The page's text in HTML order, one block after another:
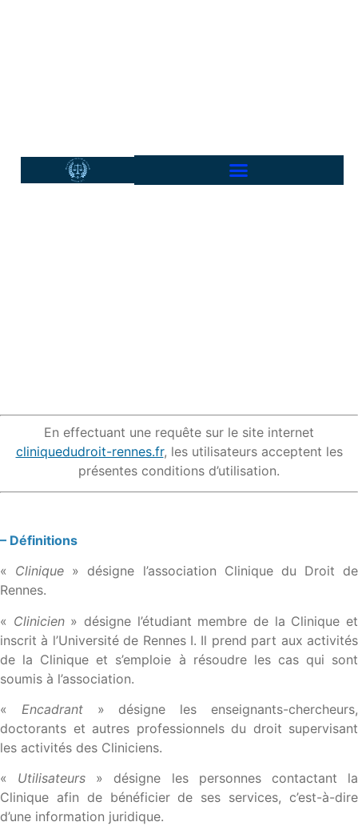
En effectuant une requête sur le site internet
cliniquedudroit-rennes.fr, les utilisateurs acceptent les
présentes conditions d’utilisation.
– Définitions
« Clinique » désigne l’association Clinique du Droit de
Rennes.
« Clinicien» désigne l’étudiant membre de la Clinique et
inscrit à l’Université de Rennes I. Il prend part aux activités
de la Clinique et s’emploie à résoudre les cas qui sont
soumis à l’association.
« Encadrant» désigne les enseignants-chercheurs,
doctorants et autres professionnels du droit supervisant
les activités des Cliniciens.
« Utilisateurs » désigne les personnes contactant la
Clinique afin de bénéficier de ses services, c’est-à-dire
d’une information juridique.